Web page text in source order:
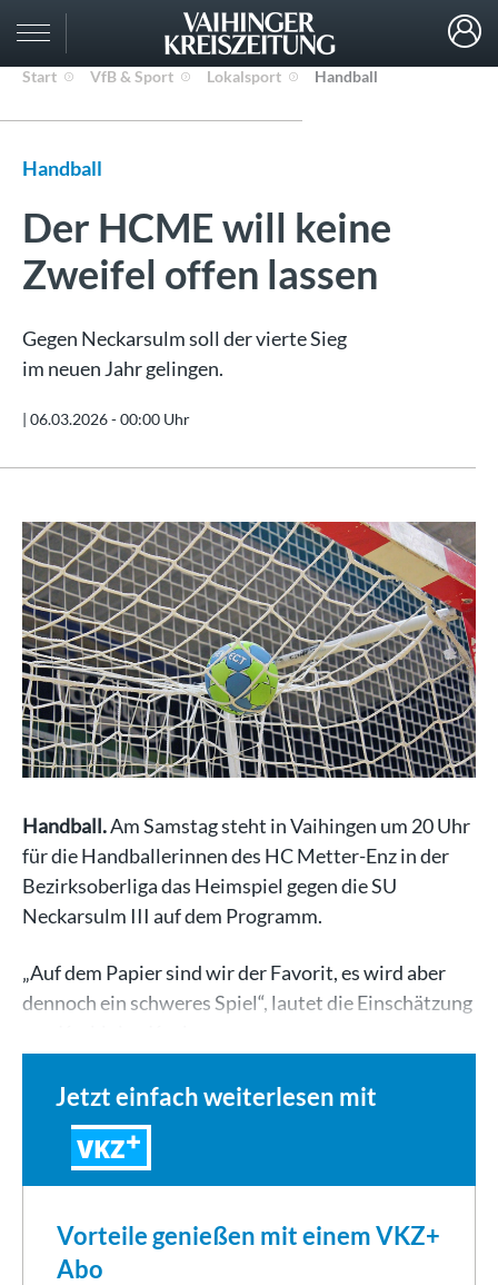
Start VfB & Sport Lokalsport Handball
Handball
Der HCME will keine
Zweifel offen lassen
Gegen Neckarsulm soll der vierte Sieg
im neuen Jahr gelingen.
| 06.03.2026 - 00:00 Uhr
Handball.Am Samstag steht in Vaihingen um 20 Uhr
für die Handballerinnen des HC Metter-Enz in der
Bezirksoberliga das Heimspiel gegen die SU
Neckarsulm III auf dem Programm.
„Auf dem Papier sind wir der Favorit, es wird aber
dennoch ein schweres Spiel“, lautet die Einschätzung
Jetzt einfach weiterlesen mit
VKZ
Vorteile genießen mit einem VKZ+
Abo